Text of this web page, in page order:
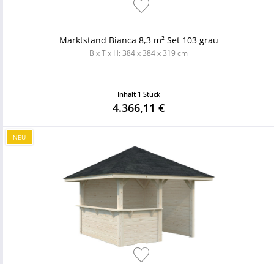
Marktstand Bianca 8,3 m² Set 103 grau
B x T x H: 384 x 384 x 319 cm
Inhalt 1 Stück
4.366,11 €
NEU